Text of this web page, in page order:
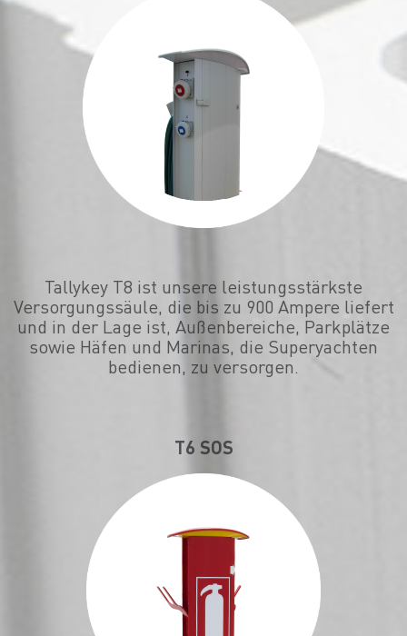
Tallykey T8 ist unsere leistungsstärkste
Versorgungssäule, die bis zu 900 Ampere liefert
und in der Lage ist, Außenbereiche, Parkplätze
sowie Häfen und Marinas, die Superyachten
bedienen, zu versorgen.
T6 SOS